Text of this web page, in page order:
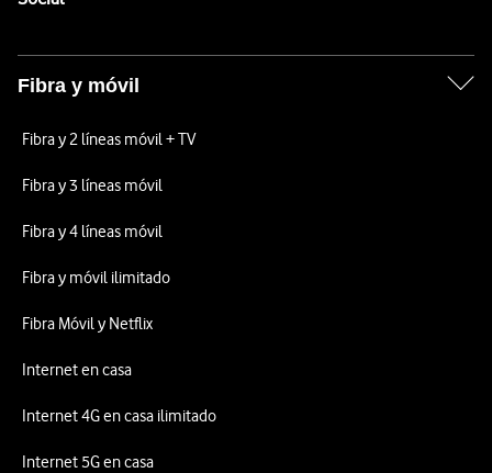
Fibra y móvil
Fibra y 2 líneas móvil + TV
Fibra y 3 líneas móvil
Fibra y 4 líneas móvil
Fibra y móvil ilimitado
Fibra Móvil y Netflix
Internet en casa
Internet 4G en casa ilimitado
Internet 5G en casa